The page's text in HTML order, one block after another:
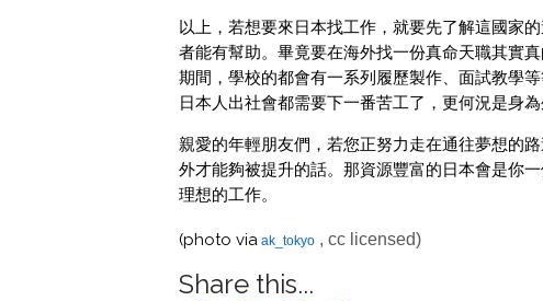
以上，若想要來日本找工作，就要先了解這國家
者能有幫助。畢竟要在海外找一份真命天職其實
期間，學校的都會有一系列履歷製作、面試教學
日本人出社會都需要下一番苦工了，更何況是身
親愛的年輕朋友們，若您正努力走在通往夢想的
外才能夠被提升的話。那資源豐富的日本會是你
理想的工作。
(photo via ak_tokyo , cc licensed)
Share this...